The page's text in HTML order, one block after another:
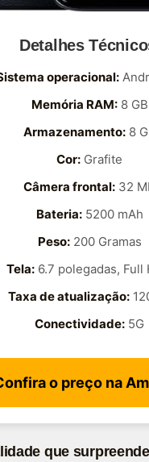
Detalhes
operacional:
Memória RAM:8 GB
Armazenamento:8
Cor: Grafite
Câmera frontal: 32
Bateria:5200 mAh
Peso:200 Gramas
Tela: 6.7 polegadas, Full
Taxa de atualização:
Conectividade: 5G
o preço na
que